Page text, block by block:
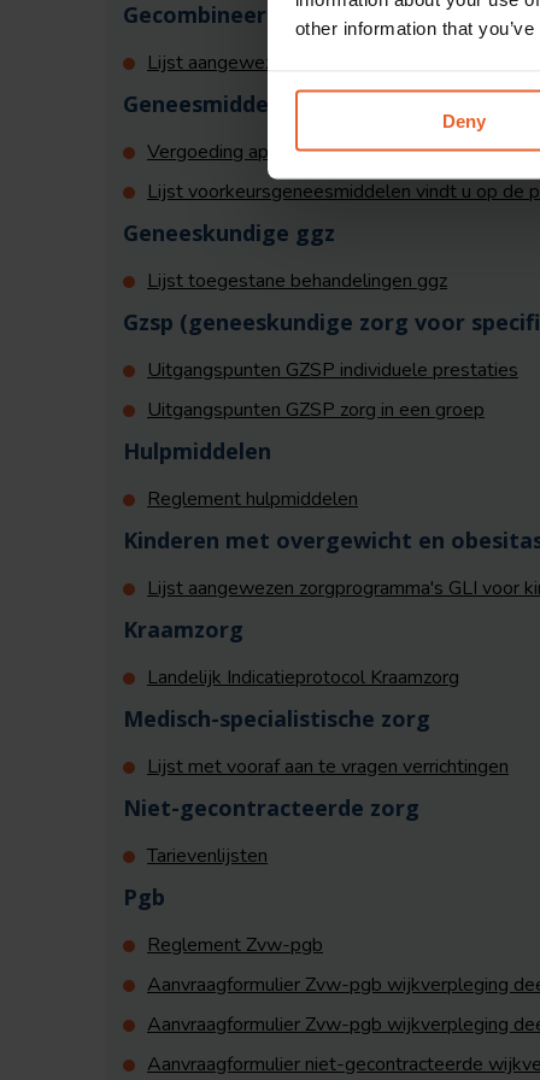
other information that
Deny
Gecombineerde leefstijlinterventie
Lijst aangewezen zorgprogramma's
Geneesmiddelen
Vergoeding apotheekbereidingen
Lijst voorkeursgeneesmiddelen vindt u op de
Geneeskundige ggz
Lijst toegestane behandelingen ggz
Gzsp (geneeskundige zorg voor
Uitgangspunten GZSP individuele prestaties
Uitgangspunten GZSP zorg in een groep
Hulpmiddelen
Reglement hulpmiddelen
Kinderen met overgewicht en
Lijst aangewezen zorgprogramma's GLI voor
Kraamzorg
Landelijk Indicatieprotocol Kraamzorg
Medisch-specialistische zorg
Lijst met vooraf aan te vragen verrichtingen
Niet-gecontracteerde zorg
Tarievenlijsten
Pgb
Reglement Zvw-pgb
Aanvraagformulier Zvw-pgb wijkverpleging
Aanvraagformulier Zvw-pgb wijkverpleging
Aanvraagformulier niet-gecontracteerde